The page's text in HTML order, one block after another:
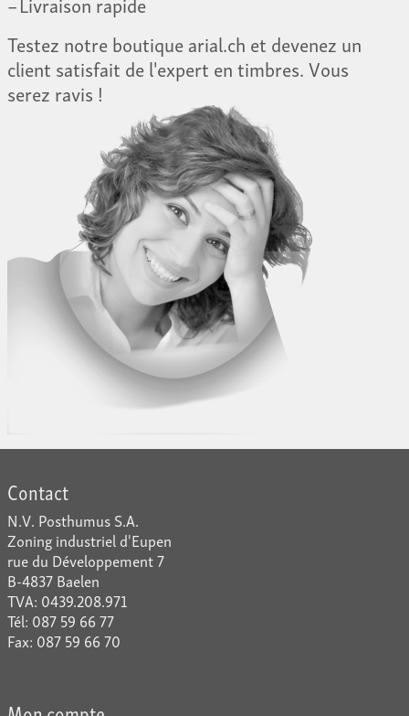
Testez notre boutique arial.ch et devenez un
client satisfait de l'expert en timbres. Vous
serez ravis !
Contact
N.V. Posthumus S.A.
Zoning industriel d'Eupen
rue du Développement 7
B-4837 Baelen
TVA: 0439.208.971
Tél: 087 59 66 77
Fax: 087 59 66 70